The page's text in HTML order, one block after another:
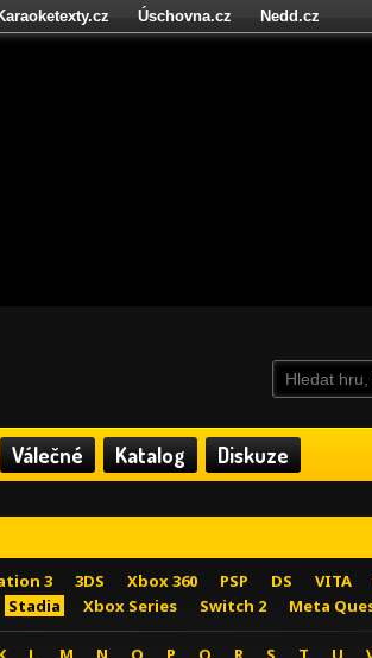
Válečné Katalog Diskuze
3 3DS Xbox 360 PSP DS VITA
Stadia Xbox Series Switch 2 Meta
Úschovna.cz
Nedd.cz